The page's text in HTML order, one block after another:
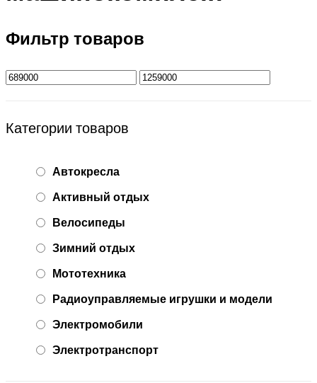
Фильтр товаров
Категории товаров
Автокресла
Активный отдых
Велосипеды
Зимний отдых
Мототехника
Радиоуправляемые игрушки и модели
Электромобили
Электротранспорт